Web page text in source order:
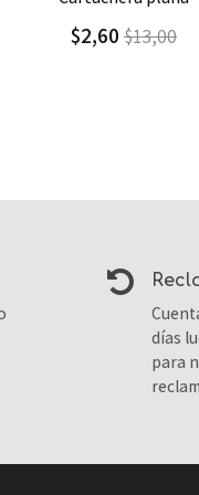
$3,40 $8,50
días
para